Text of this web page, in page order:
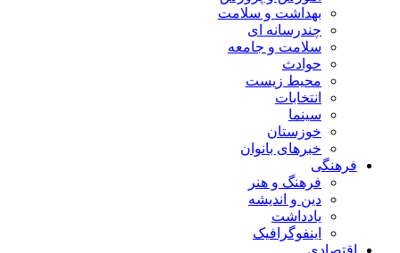
بهداشت و سلامت
چندرسانه ای
سلامت و جامعه
حوادث
محیط زیست
انتخابات
سینما
خوزستان
خبرهای بانوان
فرهنگی
فرهنگ و هنر
دین و اندیشه
یادداشت
اینفوگرافیک
اقتصادی